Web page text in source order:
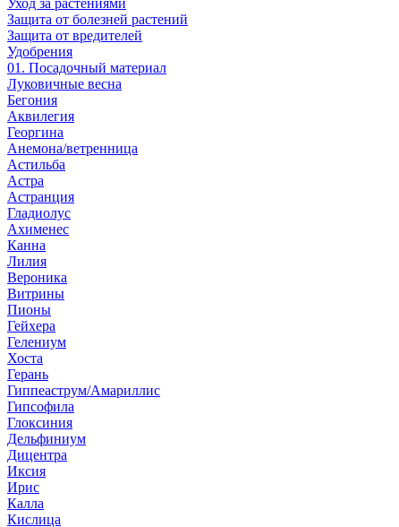
Уход за растениями
Защита от болезней растений
Защита от вредителей
Удобрения
01. Посадочный материал
Луковичные весна
Бегония
Аквилегия
Георгина
Анемона/ветренница
Астильба
Астра
Астранция
Гладиолус
Ахименес
Канна
Лилия
Вероника
Витрины
Пионы
Гейхера
Гелениум
Хоста
Герань
Гиппеаструм/Амариллис
Гипсофила
Глоксиния
Дельфиниум
Дицентра
Иксия
Ирис
Калла
Кислица